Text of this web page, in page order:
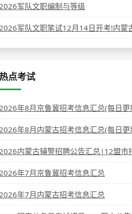
军队文职编制与等级
军队文职笔试12月14日开考!内蒙
点考试
年8月京鲁冀招考信息汇总(每日更
年8月内蒙古招考信息汇总(每日更
内蒙古辅警招聘公告汇总|12盟市
年7月京鲁冀招考信息汇总
年7月内蒙古招考信息汇总